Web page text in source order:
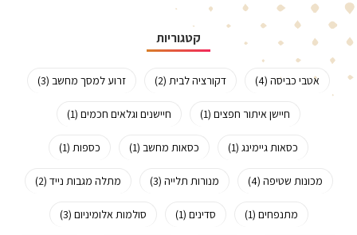
קטגוריות
אטבי כביסה (4) דקורציה לבית (2) זרוע למסך מחשב (3)
חיישן איתור חפצים (1) חיישנים וגלאים חכמים (1)
כסאות גיימינג (1) כסאות מחשב (1) כספות (1)
מכונות שטיפה (4) מנורות תלייה (3) מתלה מגבות נייד (2)
מתנפחים (1) סדינים (1) סולמות אלומיניום (3)